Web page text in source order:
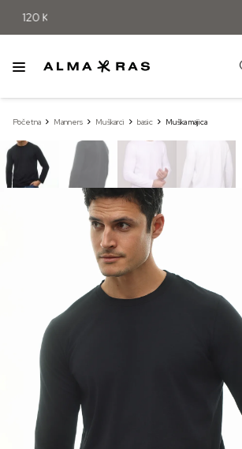
Početna Manners Muškarci basic Muška majica